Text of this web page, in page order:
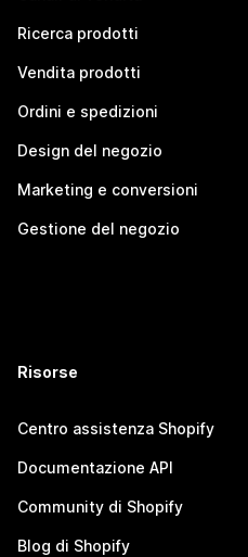
Ricerca prodotti
Vendita prodotti
Ordini e spedizioni
Design del negozio
Marketing e conversioni
Gestione del negozio
Risorse
Centro assistenza Shopify
Documentazione API
Community di Shopify
Blog di Shopify